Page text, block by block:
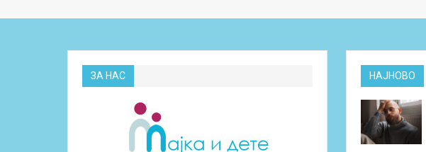
ЗА НАС НАЈНОВО